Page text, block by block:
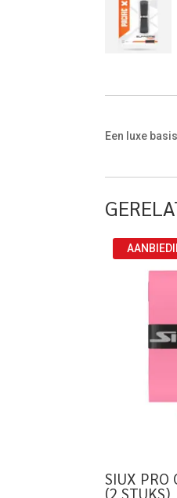
Een luxe
SIUX PRO
(2 STUKS)